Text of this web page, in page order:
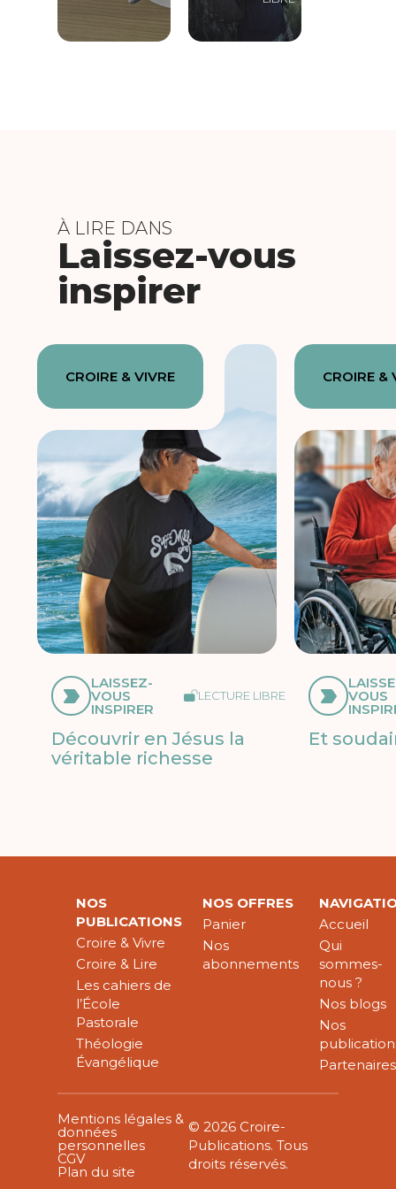
À LIRE DANS
Laissez-vous
inspirer
CROIRE & VIVRE
LAISSEZ-
VOUS
INSPIRER
LECTURE LIBRE
Découvrir en Jésus la
véritable richesse
CROIRE &
VOUS
Et
NOS
PUBLICATIONS
Croire & Vivre
Croire & Lire
Les cahiers de
l’École
Pastorale
Théologie
Évangélique
NOS OFFRES
Panier
Nos
abonnements
Accueil
Qui
sommes-
nous ?
Nos blogs
Nos
Partenaires
Mentions légales &
données
personnelles
CGV
Plan du site
© 2026 Croire-
Publications. Tous
droits réservés.